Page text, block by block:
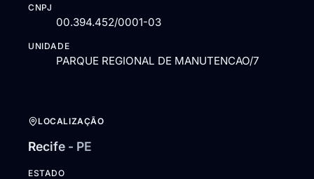
CNPJ
00.394.452/0001-03
UNIDADE
PARQUE REGIONAL DE MANUTENCAO/7
LOCALIZAÇÃO
Recife - PE
ESTADO